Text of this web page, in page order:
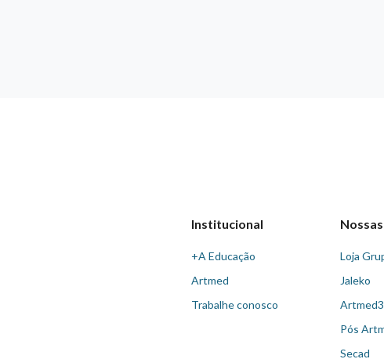
Institucional
+A Educação
Artmed
Trabalhe conosco
Loja
Jaleko
Pós
Secad